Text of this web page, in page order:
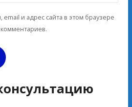
и адрес сайта в этом браузере